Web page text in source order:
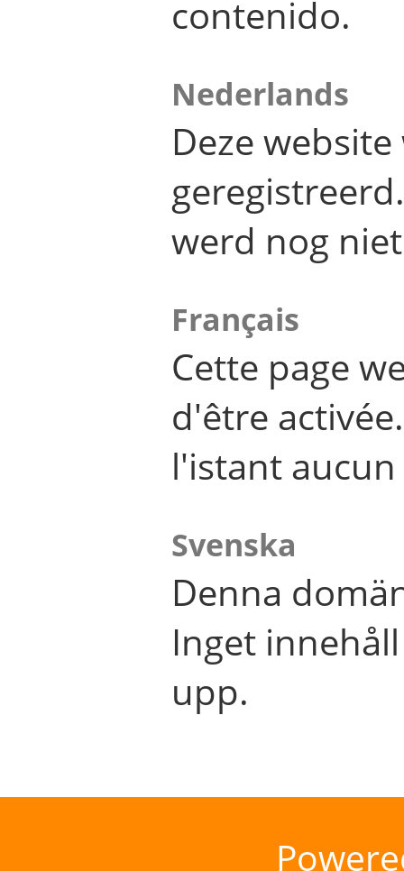
contenido.
Nederlands
Deze
werd nog
Français
Cette page
d'être
l'istant
Svenska
Denna
Inget
upp.